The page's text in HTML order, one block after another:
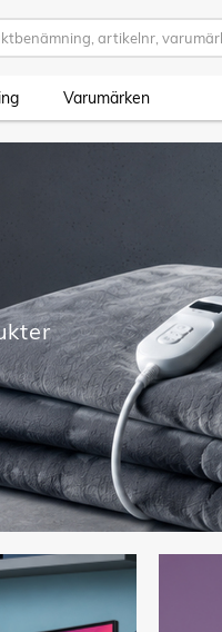
Varumärken